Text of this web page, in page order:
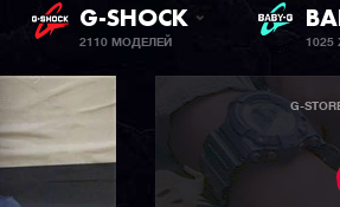
G-SHOCK
2110 МОДЕЛЕЙ
G-